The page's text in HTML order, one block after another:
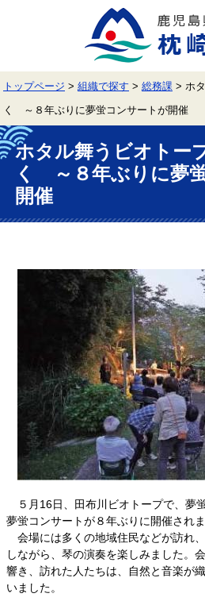
で
す。
ば
し
本
文
へ
トップページ > 組織で探す > 総務課 > ホ
く ～８年ぶりに夢蛍コンサートが開催
本
文 ホタル舞うビオトー
く ～８年ぶりに夢
開催
５月16日、田布川ビオトープで、夢
夢蛍コンサートが８年ぶりに開催されま
会場には多くの地域住民などが訪れ
しながら、琴の演奏を楽しみました。
響き、訪れた人たちは、自然と音楽が
いました。